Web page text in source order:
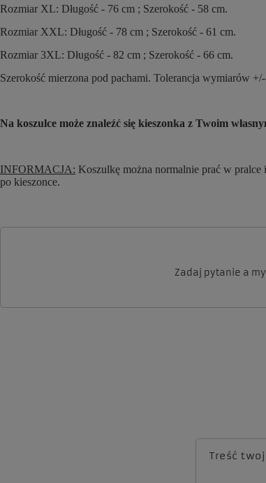
Rozmiar XL: Długość - 76 cm ; Szerokość - 58 cm.
Rozmiar XXL: Długość - 78 cm ; Szerokość - 61 cm.
Rozmiar 3XL: Długość - 82 cm ; Szerokość - 66 cm.
Szerokość mierzona pod pachami. Tolerancja wymiarów
Na koszulce może znaleźć się kieszonka z Twoim
INFORMACJA: Koszulkę można normalnie prać w
po kieszonce.
Zadaj pytanie a
Treść